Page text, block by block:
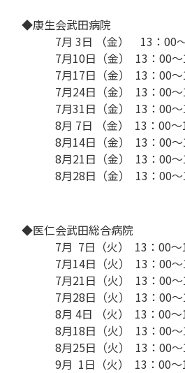
◆康生会武田病院
7月 3日 （金） 13：00～
7月10日（金） 13：00～
7月17日（金） 13：00～
7月24日（金） 13：00～
7月31日（金） 13：00～
8月 7日 （金） 13：00～
8月14日（金） 13：00～
8月21日（金） 13：00～
8月28日（金） 13：00～
◆医仁会武田総合病院
7月 7日（火） 13：00～
7月14日（火） 13：00
7月21日（火） 13：00～
7月28日（火） 13：00～
8月 4日 （火） 13：00～
8月18日（火） 13：00～
8月25日（火） 13：00～
9月 1日（火） 13：00～